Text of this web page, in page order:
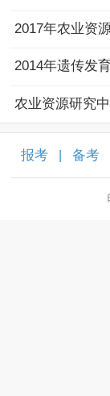
2017年农业资
2014年遗传发
农业资源研究
报考 备考